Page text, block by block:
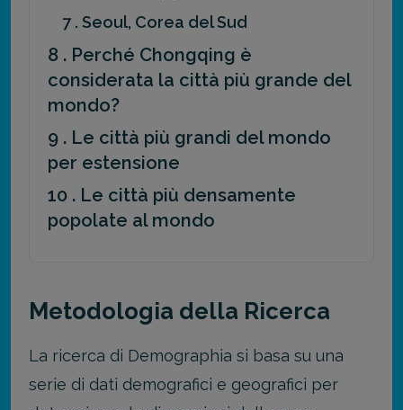
7 . Seoul, Corea del Sud
8 . Perché Chongqing è
considerata la città più grande del
mondo?
9 . Le città più grandi del mondo
per estensione
10 . Le città più densamente
popolate al mondo
Metodologia della Ricerca
La ricerca di Demographia si basa su una
serie di dati demografici e geografici per